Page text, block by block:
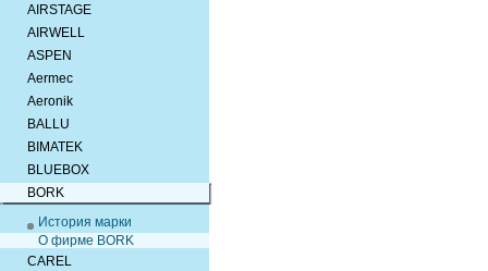
AIRSTAGE
AIRWELL
ASPEN
Aermec
Aeronik
BALLU
BIMATEK
BLUEBOX
BORK
История марки
О фирме BORK
CAREL